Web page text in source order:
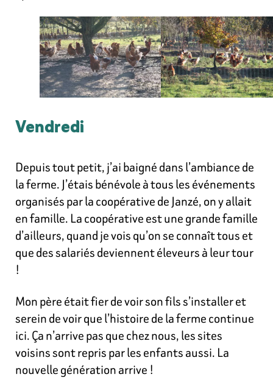
Vendredi
Depuis tout petit, j’ai baigné dans l’ambiance de
la ferme. J’étais bénévole à tous les événements
organisés par la coopérative de Janzé, on y allait
en famille. La coopérative est une grande famille
d’ailleurs, quand je vois qu’on se connaît tous et
que des salariés deviennent éleveurs à leur tour
!
Mon père était fier de voir son fils s’installer et
serein de voir que l’histoire de la ferme continue
ici. Ça n’arrive pas que chez nous, les sites
voisins sont repris par lesenfants aussi. La
nouvelle génération arrive !